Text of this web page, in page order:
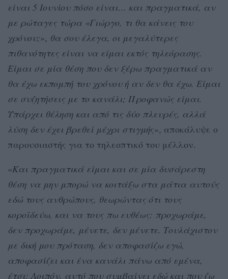
είναι 5 Ιουνίου πόσο είναι… και πραγματικά, αν
με ρώταγες τώρα «Γιώργο, τι θα κάνεις του
χρόνου;», θα σου έλεγα, οι μεγαλύτερες
πιθανότητες είναι να είμαι εκτός τηλεόρασης.
Είμαι σε μία θέση που δεν ξέρω πραγματικά αν
θα έχω εκπομπή του χρόνου ή αν δεν θα έχω. Είμαι
σε συζητήσεις με το κανάλι; Προφανώς είμαι.
Υπάρχει θέληση και από τις δύο πλευρές, αλλά
λύση δεν έχει βρεθεί μέχρι στιγμής», αποκάλυψε ο
παρουσιαστής για το τηλεοπτικό του μέλλον.
«Και πραγματικά είμαι και σε μία δυσάρεστη
θέση να μην μπορώ να κοιτάξω στα μάτια αυτούς
εδώ τους ανθρώπους, θεωρώντας ότι τους
κοροϊδεύω, και να τους πω ευθέως: προχωράμε,
δεν προχωράμε, μένετε, δεν μένετε. Τουλάχιστον
με δική μου πρόταση, δεν αποφασίζω εγώ,
αποφασίζει και ένα κανάλι πάνω από εμένα,
έτσι; Λοιπόν, αυτό που συμβαίνει εδώ και που ζω